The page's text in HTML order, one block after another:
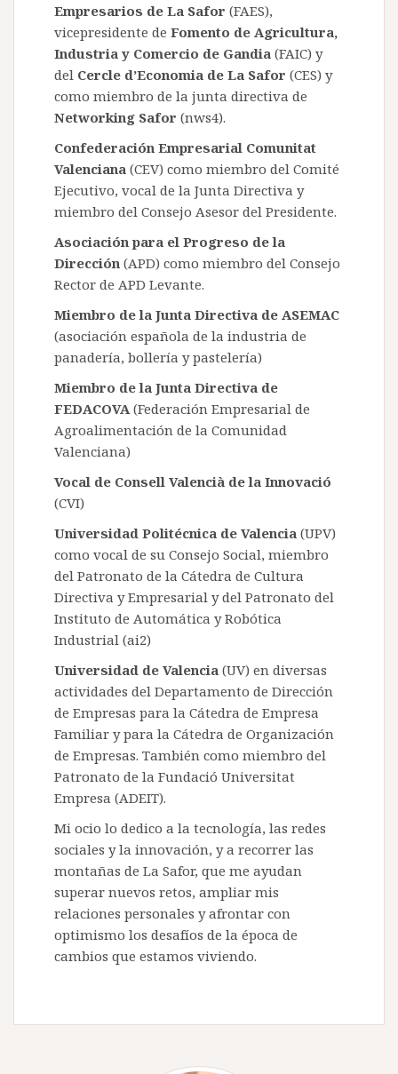
Empresarios de La Safor (FAES),
vicepresidente de Fomento de Agricultura,
Industria y Comercio de Gandia (FAIC) y
del Cercle d’Economia de La Safor (CES) y
como miembro de la junta directiva de
Networking Safor (nws4).
Confederación Empresarial Comunitat
Valenciana (CEV) como miembro del Comité
Ejecutivo, vocal de la Junta Directiva y
miembro del Consejo Asesor del Presidente.
Asociación para el Progreso de la
Dirección (APD) como miembro del Consejo
Rector de APD Levante.
Miembro de la Junta Directiva de ASEMAC
(asociación española de la industria de
panadería, bollería y pastelería)
Miembro de la Junta Directiva de
FEDACOVA (Federación Empresarial de
Agroalimentación de la Comunidad
Valenciana)
Vocal de Consell Valencià de la Innovació
(CVI)
Universidad Politécnica de Valencia (UPV)
como vocal de su Consejo Social, miembro
del Patronato de la Cátedra de Cultura
Directiva y Empresarial y del Patronato del
Instituto de Automática y Robótica
Industrial (ai2)
Universidad de Valencia (UV) en diversas
actividades del Departamento de Dirección
de Empresas para la Cátedra de Empresa
Familiar y para la Cátedra de Organización
de Empresas. También como miembro del
Patronato de la Fundació Universitat
Empresa (ADEIT).
Mi ocio lo dedico a la tecnología, las redes
sociales y la innovación, y a recorrer las
montañas de La Safor, que me ayudan
superar nuevos retos, ampliar mis
relaciones personales y afrontar con
optimismo los desafíos de la época de
cambios que estamos viviendo.